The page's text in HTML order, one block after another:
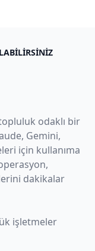
odaklı bir
Gemini,
için kullanıma
dakikalar
işletmeler